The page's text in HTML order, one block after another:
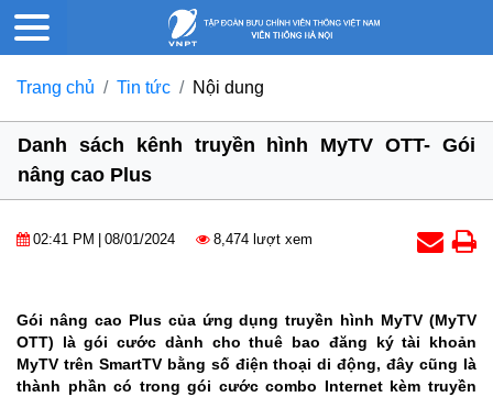
Trang chủ Tin tức Nội dung
Danh sách kênh truyền hình MyTV OTT- Gói
nâng cao Plus
02:41 PM 08/01/2024 8,474 lượt xem
Gói nâng cao Plus của ứng dụng truyền hình MyTV (MyTV
OTT) là gói cước dành cho thuê bao đăng ký tài khoản
MyTV trên SmartTV bằng số điện thoại di động, đây cũng là
thành phần có trong gói cước combo Internet kèm truyền